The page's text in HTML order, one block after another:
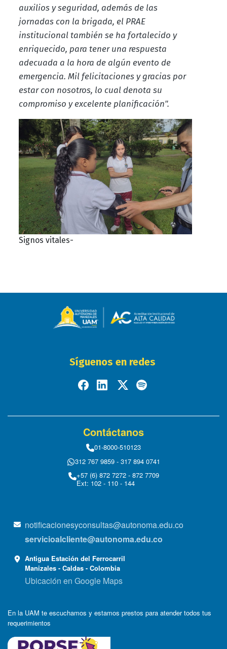
auxilios y seguridad, además de las
jornadas con la brigada, el PRAE
institucional también se ha fortalecido y
enriquecido, para tener una respuesta
adecuada a la hora de algún evento de
emergencia. Mil felicitaciones y gracias por
estar con nosotros, lo cual denota su
compromiso y excelente planificación".
Signos vitales-
Síguenos en redes
Contáctanos
01-8000-510123
312 767 9859 - 317 894 0741
+57 (6) 872 7272 - 872 7709
Ext: 102 - 110 - 144
notificacionesyconsultas@autonoma.edu.co
servicioalcliente@autonoma.edu.co
Antigua Estación del Ferrocarril
Manizales - Caldas - Colombia
Ubicación en Google Maps
En la UAM te escuchamos y estamos prestos para atender todos tus
requerimientos